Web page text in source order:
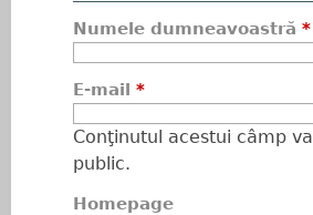
Numele dumneavoastră *
E-mail *
Conţinutul acestui câmp
public.
Homepage